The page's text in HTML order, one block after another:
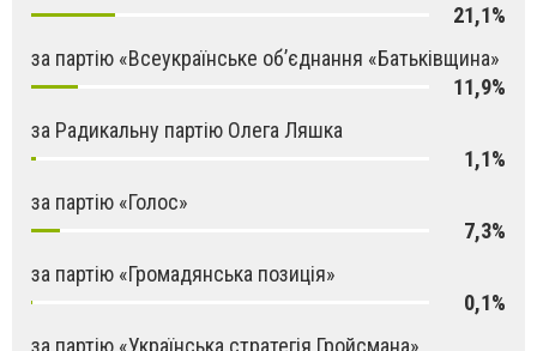
21,1%
за партію «Всеукраїнське об’єднання «Батьківщина»
11,9%
за Радикальну партію Олега Ляшка
1,1%
за партію «Голос»
7,3%
за партію «Громадянська позиція»
0,1%
за партію «Українська стратегія Гройсмана»